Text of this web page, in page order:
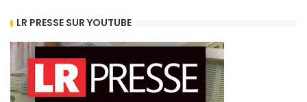
LR PRESSE SUR YOUTUBE